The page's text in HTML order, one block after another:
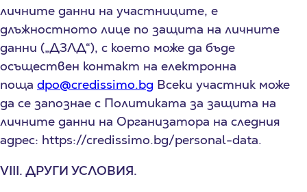
личните данни на участниците, е
длъжностното лице по защита на личните
данни („ДЗЛД“), с което може да бъде
осъществен контакт на електронна
поща dpo@credissimo.bg Всеки участник може
да се запознае с Политиката за защита на
личните данни на Организатора на следния
адрес: https://credissimo.bg/personal-data.
VIII. ДРУГИ УСЛОВИЯ.